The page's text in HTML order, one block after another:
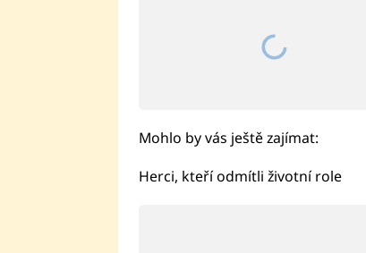
Mohlo by vás ještě zajímat:
Herci, kteří odmítli životní role